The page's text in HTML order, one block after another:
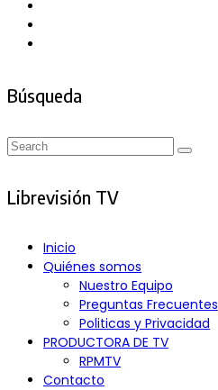
Búsqueda
Search
Search
Librevisión TV
Inicio
Quiénes somos
Nuestro Equipo
Preguntas Frecuentes
Politicas y Privacidad
PRODUCTORA DE TV
RPMTV
Contacto